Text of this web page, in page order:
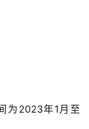
为2023年1月至